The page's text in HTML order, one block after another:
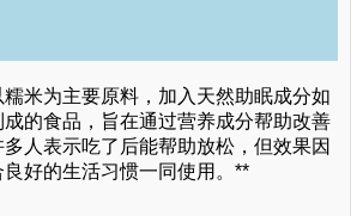
米为主要原料，加入天然助眠成分如
的食品，旨在通过营养成分帮助改善
人表示吃了后能帮助放松，但效果因
良好的生活习惯一同使用。**